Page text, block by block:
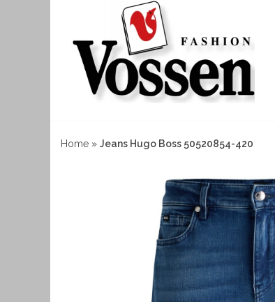
Home » Jeans Hugo Boss 50520854-420